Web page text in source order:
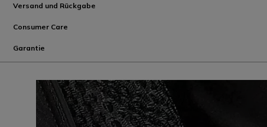
Versand und Rückgabe
Consumer Care
Garantie